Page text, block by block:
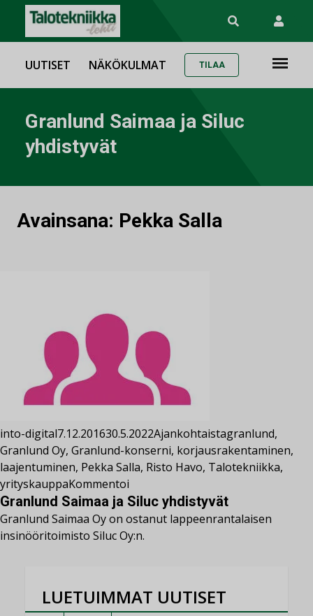
UUTISET NÄKÖKULMAT TILAA
Granlund Saimaa ja Siluc
yhdistyvät
Avainsana: Pekka Salla
into-digital7.12.201630.5.2022Ajankohtaistagranlund,
Granlund Oy, Granlund-konserni, korjausrakentaminen,
laajentuminen, Pekka Salla, Risto Havo, Talotekniikka,
yrityskauppaKommentoi
Granlund Saimaa ja Siluc yhdistyvät
Granlund Saimaa Oy on ostanut lappeenrantalaisen
insinööritoimisto Siluc Oy:n.
LUETUIMMAT UUTISET